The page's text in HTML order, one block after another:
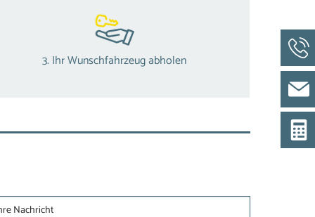
3. Ihr Wunschfahrzeug abholen